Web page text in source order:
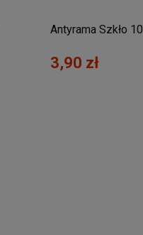
Antyrama Szkło
3,90 zł